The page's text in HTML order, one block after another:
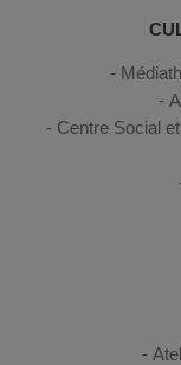
Centre Social